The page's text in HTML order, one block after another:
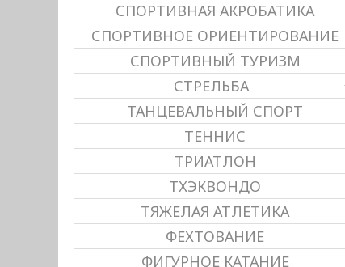
СПОРТИВНАЯ АКРОБАТИКА
СПОРТИВНОЕ ОРИЕНТИРОВАНИЕ
СПОРТИВНЫЙ ТУРИЗМ
СТРЕЛЬБА
ТАНЦЕВАЛЬНЫЙ СПОРТ
ТЕННИС
ТРИАТЛОН
ТХЭКВОНДО
ТЯЖЕЛАЯ АТЛЕТИКА
ФЕХТОВАНИЕ
ФИГУРНОЕ КАТАНИЕ